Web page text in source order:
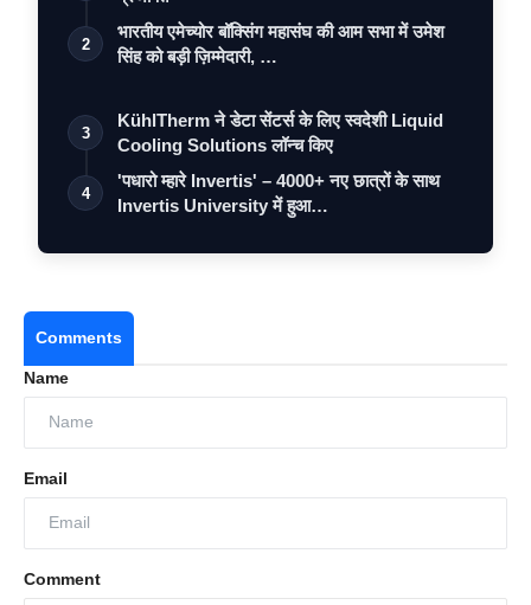
2
भारतीय एमेच्योर बॉक्सिंग महासंघ की आम सभा में उमेश
सिंह को बड़ी ज़िम्मेदारी, …
3
KühlTherm ने डेटा सेंटर्स के लिए स्वदेशी Liquid
Cooling Solutions लॉन्च किए
4
'पधारो म्हारे Invertis' – 4000+ नए छात्रों के साथ
Invertis University में हुआ…
Comments
Name
Email
Comment